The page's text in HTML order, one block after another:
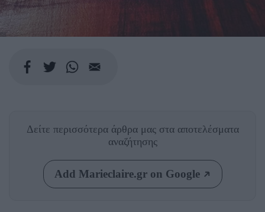
Δείτε περισσότερα άρθρα μας στα αποτελέσματα
αναζήτησης
Add Marieclaire.gr on Google